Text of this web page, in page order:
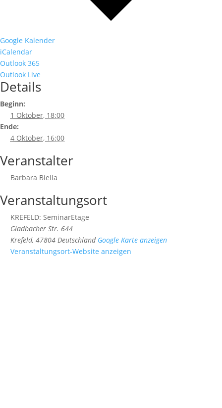
Google Kalender
iCalendar
Outlook 365
Outlook Live
Details
Beginn:
1 Oktober, 18:00
Ende:
4 Oktober, 16:00
Veranstalter
Barbara Biella
Veranstaltungsort
KREFELD: SeminarEtage
Gladbacher Str. 644
Krefeld, 47804 Deutschland Google Karte anzeigen
Veranstaltungsort-Website anzeigen